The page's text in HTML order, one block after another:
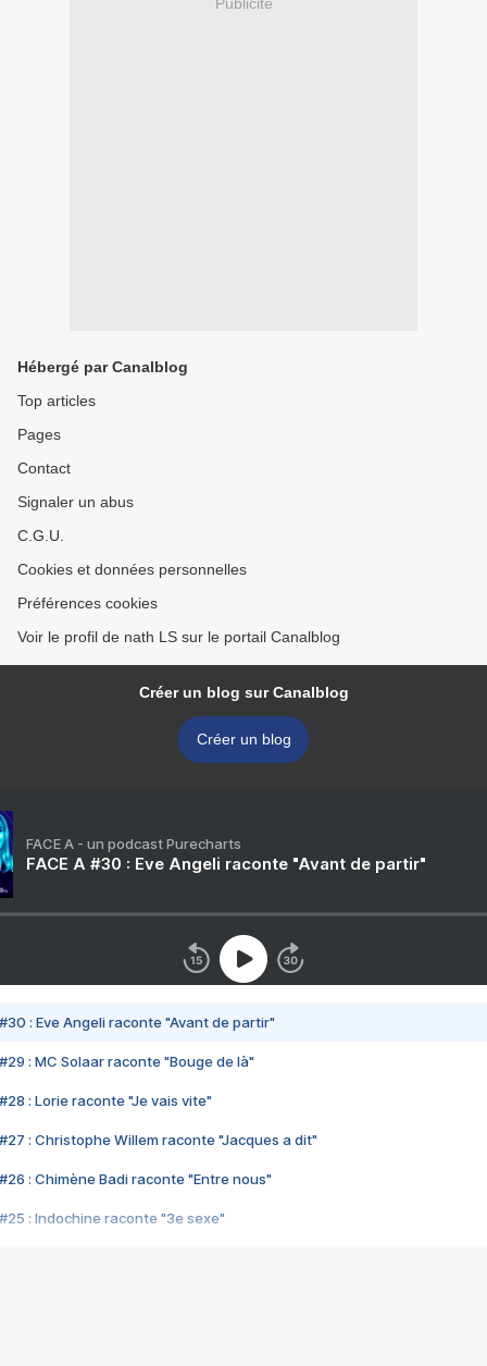
Hébergé par Canalblog
Top articles
Pages
Contact
Signaler un abus
C.G.U.
Cookies et données personnelles
Préférences cookies
Voir le profil de nath LS sur le portail Canalblog
Créer un blog sur Canalblog
Créer un blog
FACE A - un podcast Purecharts
FACE A #30 : Eve Angeli raconte "Avant de partir"
#30 : Eve Angeli raconte "Avant de partir"
#29 : MC Solaar raconte "Bouge de là"
#28 : Lorie raconte "Je vais vite"
#27 : Christophe Willem raconte "Jacques a dit"
#26 : Chimène Badi raconte "Entre nous"
#25 : Indochine raconte "3e sexe"